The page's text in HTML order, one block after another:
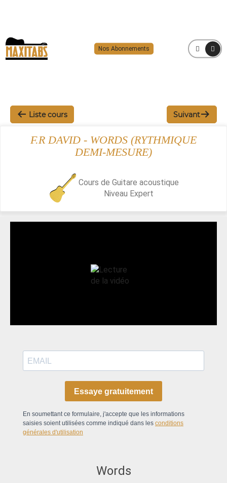
Nos Abonnements MENU
Liste cours Suivant
F.R DAVID - WORDS (RYTHMIQUE
DEMI-MESURE)
Cours de Guitare acoustique
Niveau Expert
Essaye gratuitement
En soumettant ce formulaire, j'accepte que les informations
saisies soient utilisées comme indiqué dans les conditions
générales d'utilisation
Words